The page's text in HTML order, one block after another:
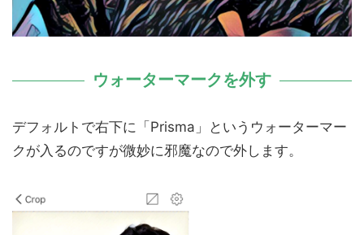
ウォーターマークを外す
デフォルトで右下に「Prisma」というウォーターマー
クが入るのですが微妙に邪魔なので外します。